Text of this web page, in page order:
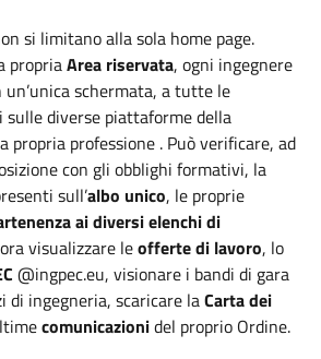
si limitano alla sola home page.
propriaArea riservata, ogni ingegnere
un’unica schermata, a tutte le
diverse piattaforme della
propria professione . Può verificare, ad
con gli obblighi formativi, la
sull’albo unico, le proprie
ai diversi elenchi di
visualizzare leofferte di lavoro, lo
@ingpec.eu, visionare i bandi di gara
di ingegneria, scaricare laCarta dei
comunicazionidel proprio Ordine.